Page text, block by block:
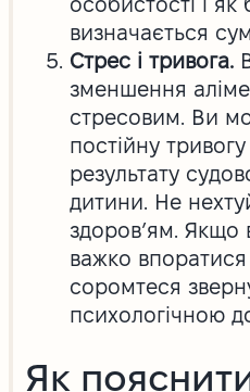
визначається
Стрес і тривога.
зменшення
стресовим. Ви
постійну
результату
дитини. Не
здоров’ям. Якщо
важко
соромтеся
психологічною
Як